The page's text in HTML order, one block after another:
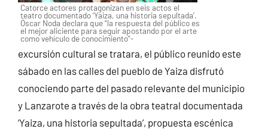
Catorce actores protagonizan en seis actos el
teatro documentado ‘Yaiza, una historia sepultada’.
Óscar Noda declara que “la respuesta del público es
el mejor aliciente para seguir apostando por el arte
como vehículo de conocimiento”-
excursión cultural se tratara, el público reunido este
sábado en las calles del pueblo de Yaiza disfrutó
conociendo parte del pasado relevante del municipio
y Lanzarote a través de la obra teatral documentada
‘Yaiza, una historia sepultada’, propuesta escénica